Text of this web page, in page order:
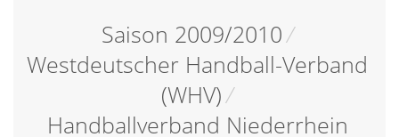
Saison 2009/2010/
Westdeutscher Handball-Verband
(WHV)/
Handballverband Niederrhein